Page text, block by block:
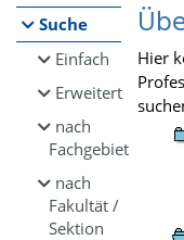
Suche
Einfach
Erweitert
nach
Fachgebiet
nach
Fakultät /
Sektion
Hier